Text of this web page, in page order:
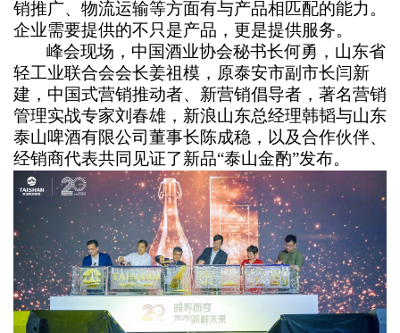
销推广、物流运输等方面有与产品相匹配的能力。
企业需要提供的不只是产品，更是提供服务。
峰会现场，中国酒业协会秘书长何勇，山东省
轻工业联合会会长姜祖模，原泰安市副市长闫新
建，中国式营销推动者、新营销倡导者，著名营销
管理实战专家刘春雄，新浪山东总经理韩韬与山东
泰山啤酒有限公司董事长陈成稳，以及合作伙伴、
经销商代表共同见证了新品“泰山金酌”发布。